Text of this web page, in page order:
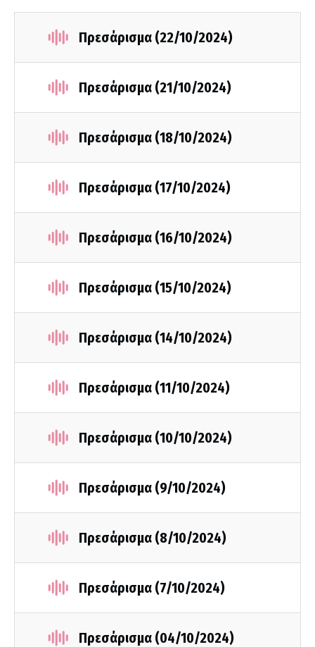
Πρεσάρισμα (22/10/2024)
Πρεσάρισμα (21/10/2024)
Πρεσάρισμα (18/10/2024)
Πρεσάρισμα (17/10/2024)
Πρεσάρισμα (16/10/2024)
Πρεσάρισμα (15/10/2024)
Πρεσάρισμα (14/10/2024)
Πρεσάρισμα (11/10/2024)
Πρεσάρισμα (10/10/2024)
Πρεσάρισμα (9/10/2024)
Πρεσάρισμα (8/10/2024)
Πρεσάρισμα (7/10/2024)
Πρεσάρισμα (04/10/2024)